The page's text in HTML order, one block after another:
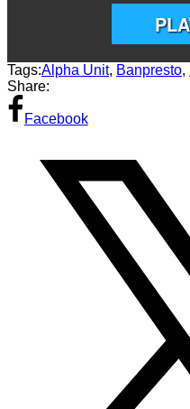
Tags:Alpha Unit, Banpresto,
Share:
Facebook